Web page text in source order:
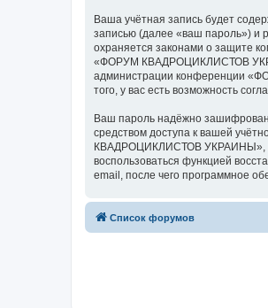
Ваша учётная запись будет
записью (далее «ваш пароль»)
охраняется законами о защите
«ФОРУМ КВАДРОЦИКЛИСТОВ
администрации конференции
того, у вас есть возможность
Ваш пароль надёжно зашифрован
средством доступа к вашей
КВАДРОЦИКЛИСТОВ УКРАИНЫ», ни
воспользоваться функцией
email, после чего программное
Список форумов